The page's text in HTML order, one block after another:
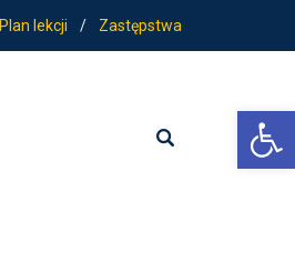
Plan lekcji / Zastępstwa